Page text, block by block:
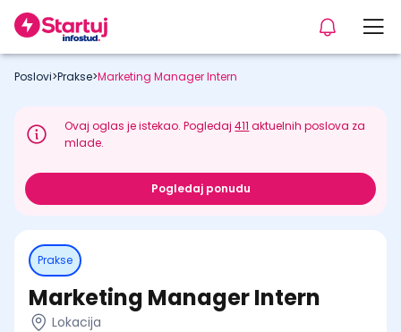
Poslovi>Prakse>Marketing Manager Intern
Ovaj oglas je istekao. Pogledaj411 aktuelnih poslova za
mlade.
Pogledaj ponudu
Prakse
Marketing Manager Intern
Lokacija